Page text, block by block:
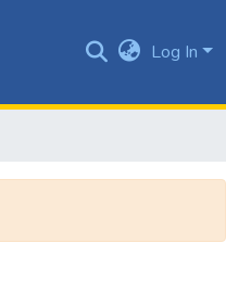
Log In